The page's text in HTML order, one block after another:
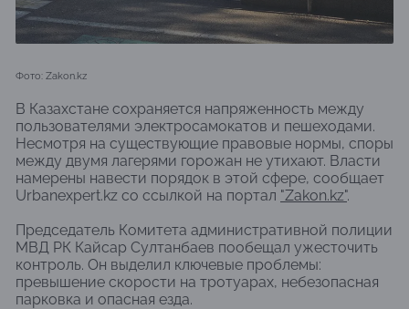
Фото: Zakon.kz
В Казахстане сохраняется напряженность между
пользователями электросамокатов и пешеходами.
Несмотря на существующие правовые нормы, споры
между двумя лагерями горожан не утихают. Власти
намерены навести порядок в этой сфере, сообщает
Urbanexpert.kz со ссылкой на портал "Zakon.kz".
Председатель Комитета административной полиции
МВД РК Кайсар Султанбаев пообещал ужесточить
контроль. Он выделил ключевые проблемы:
превышение скорости на тротуарах, небезопасная
парковка и опасная езда.